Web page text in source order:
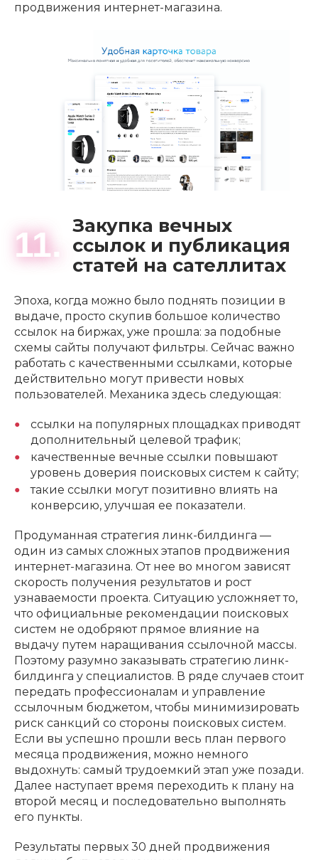
продвижения интернет-магазина.
11.
Закупка вечных
ссылок и публикация
статей на сателлитах
Эпоха, когда можно было поднять позиции в
выдаче, просто скупив большое количество
ссылок на биржах, уже прошла: за подобные
схемы сайты получают фильтры. Сейчас важно
работать с качественными ссылками, которые
действительно могут привести новых
пользователей. Механика здесь следующая:
ссылки на популярных площадках приводят
дополнительный целевой трафик;
качественные вечные ссылки повышают
уровень доверия поисковых систем к сайту;
такие ссылки могут позитивно влиять на
конверсию, улучшая ее показатели.
Продуманная стратегия линк-билдинга —
один из самых сложных этапов продвижения
интернет-магазина. От нее во многом зависят
скорость получения результатов и рост
узнаваемости проекта. Ситуацию усложняет то,
что официальные рекомендации поисковых
систем не одобряют прямое влияние на
выдачу путем наращивания ссылочной массы.
Поэтому разумно заказывать стратегию линк-
билдинга у специалистов. В ряде случаев стоит
передать профессионалам и управление
ссылочным бюджетом, чтобы минимизировать
риск санкций со стороны поисковых систем.
Если вы успешно прошли весь план первого
месяца продвижения, можно немного
выдохнуть: самый трудоемкий этап уже позади.
Далее наступает время переходить к плану на
второй месяц и последовательно выполнять
его пункты.
Результаты первых 30 дней продвижения